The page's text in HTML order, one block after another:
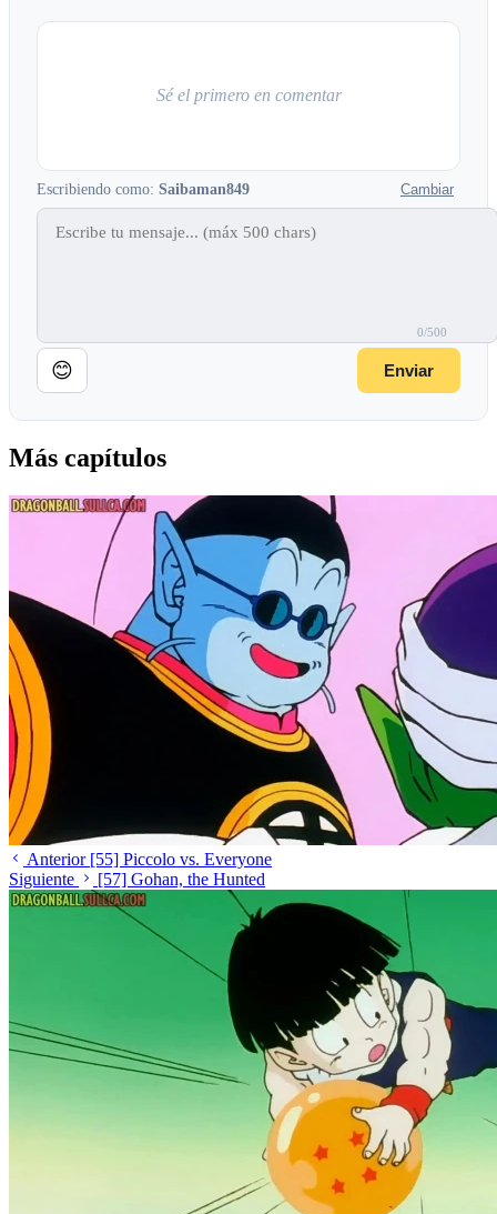
Sé el primero en comentar
Escribiendo como: Saibaman849 Cambiar
0/500
😊 Enviar
Más capítulos
Anterior [55] Piccolo vs. Everyone
Siguiente
[57] Gohan, the Hunted